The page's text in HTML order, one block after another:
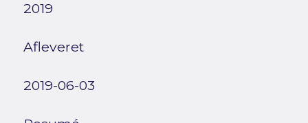
2019
Afleveret
2019-06-03